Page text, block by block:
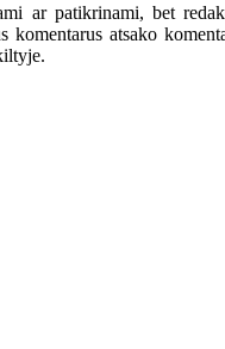
ar patikrinami, bet
komentarus atsako